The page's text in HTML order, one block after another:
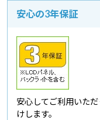
安心の3年保証
安心してご利用いた
けします。